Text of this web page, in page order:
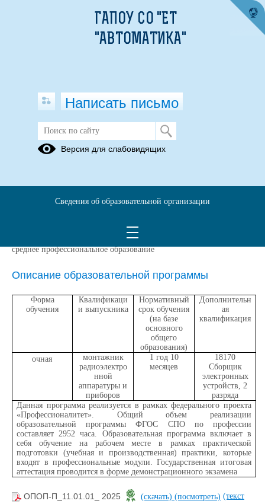
2025-2027 г.г. 11.01.01 МОНТАЖНИК
(ПРОФЕССИОНАЛИТЕТ)
среднее профессиональное образование
Описание образовательной программы
Форма
обучения
Квалификаци
и выпускника
Нормативный
срок обучения
(на базе
основного
общего
образования)
Дополнительн
ая
квалификация
очная
монтажник
радиоэлектро
нной
аппаратуры и
приборов
1 год 10
месяцев
18170
Сборщик
электронных
устройств, 2
разряда
Данная программа реализуется в рамках федерального проекта
«Профессионалитет». Общий объем реализации
образовательной программы ФГОС СПО по профессии
составляет 2952 часа. Образовательная программа включает в
себя обучение на рабочем месте в рамках практической
подготовки (учебная и производственная) практики, которые
входят в профессиональные модули. Государственная итоговая
аттестация проводится в форме демонстрационного экзамена
ОПОП-П_11.01.01_ 2025 (скачать) (посмотреть) (текст
ГАПОУ СО "ЕТ
"АВТОМАТИКА"
Написать письмо
Версия для слабовидящих
Сведения об образовательной организации